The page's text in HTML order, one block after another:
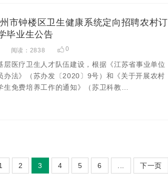
市钟楼区卫生健康系统定向招聘农村订
毕业生公告
阅读：2838 0
层医疗卫生人才队伍建设，根据《江苏省事业单位
办法》（苏办发〔2020〕9号）和《关于开展农村
生免费培养工作的通知》（苏卫科教…
2 3 4 5 6 下一页